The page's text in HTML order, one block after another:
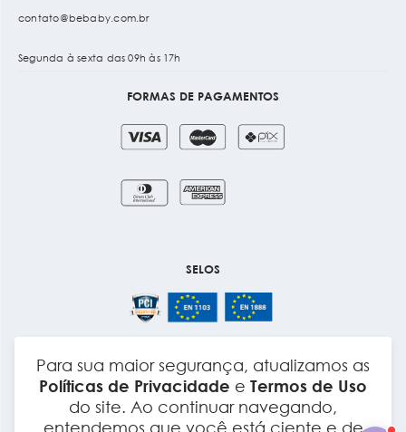
Para sua maior segurança, atualizamos as
Políticas de Privacidade e Termos de Uso
do site. Ao continuar navegando,
entendemos que você está ciente e de
contato@bebaby.com.br
Segunda à sexta das 09h às 17h
FORMAS DE PAGAMENTOS
SELOS
Layout e Desenvolvimento